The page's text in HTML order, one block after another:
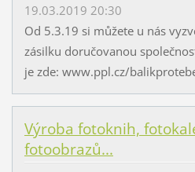
19.03.2019 20:30
Od 5.3.19 si můžete u nás
zásilku doručovanou
je zde: www.ppl.cz/
Výroba fotoknih,
fotoobrazů...